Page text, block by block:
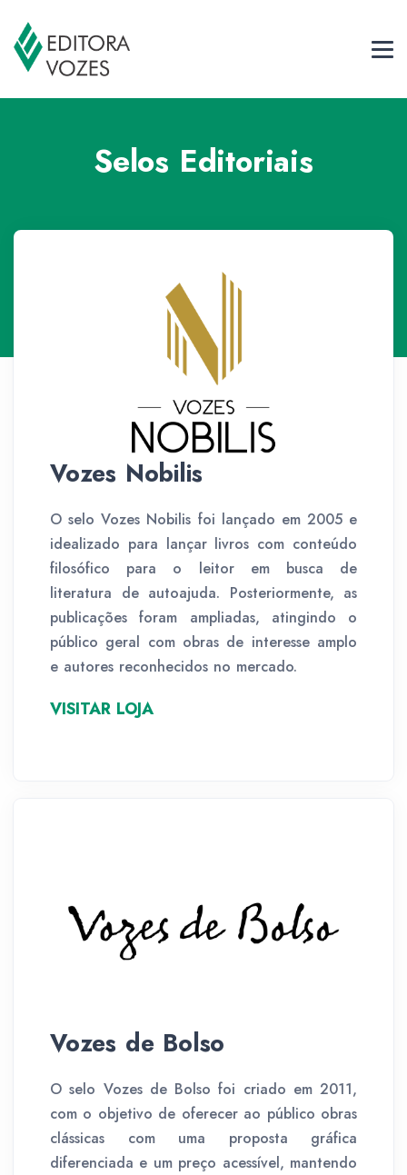
Selos Editoriais
Vozes Nobilis
O selo Vozes Nobilis foi lançado em 2005 e
idealizado para lançar livros com conteúdo
filosófico para o leitor em busca de
literatura de autoajuda. Posteriormente, as
publicações foram ampliadas, atingindo o
público geral com obras de interesse amplo
e autores reconhecidos no mercado.
VISITAR LOJA
Vozes de Bolso
O selo Vozes de Bolso foi criado em 2011,
com o objetivo de oferecer ao público obras
clássicas com uma proposta gráfica
diferenciada e um preço acessível, mantendo